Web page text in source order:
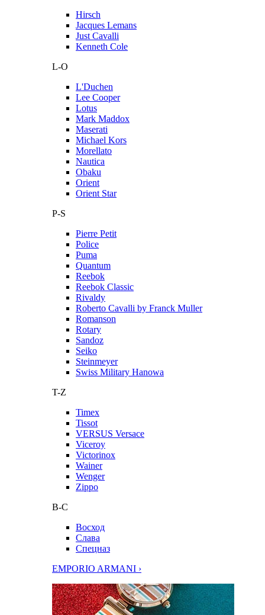
Hirsch
Jacques Lemans
Just Cavalli
Kenneth Cole
L-O
L'Duchen
Lee Cooper
Lotus
Mark Maddox
Maserati
Michael Kors
Morellato
Nautica
Obaku
Orient
Orient Star
P-S
Pierre Petit
Police
Puma
Quantum
Reebok
Reebok Classic
Rivaldy
Roberto Cavalli by Franck Muller
Romanson
Rotary
Sandoz
Seiko
Steinmeyer
Swiss Military Hanowa
T-Z
Timex
Tissot
VERSUS Versace
Viceroy
Victorinox
Wainer
Wenger
Zippo
В-С
Восход
Слава
Спецназ
EMPORIO ARMANI ›